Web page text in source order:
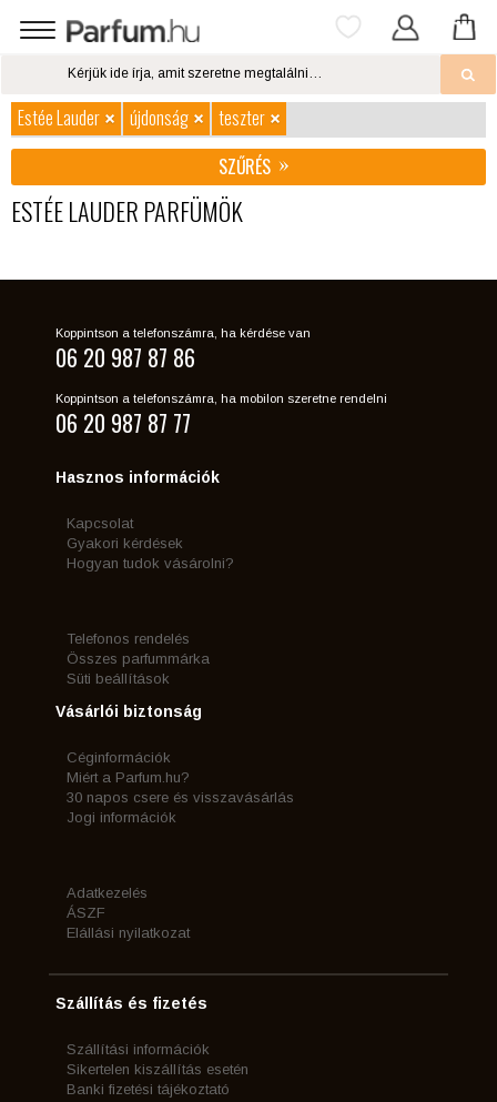
Estée Lauder újdonság
teszter
SZŰRÉS
ESTÉE LAUDER PARFÜMÖK
Koppintson a telefonszámra, ha kérdése van
06 20 987 87 86
Koppintson a telefonszámra, ha mobilon szeretne rendelni
06 20 987 87 77
Hasznos információk
Kapcsolat
Gyakori kérdések
Hogyan tudok vásárolni?
Telefonos rendelés
Összes parfummárka
Süti beállítások
Vásárlói biztonság
Céginformációk
Miért a Parfum.hu?
30 napos csere és visszavásárlás
Jogi információk
Adatkezelés
ÁSZF
Elállási nyilatkozat
Szállítás és fizetés
Szállítási információk
Sikertelen kiszállítás esetén
Banki fizetési tájékoztató